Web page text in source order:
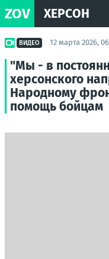
ZOV ХЕРСОН
ВИДЕО 12 марта 2026,
"Мы - в
херсонского
Народному
помощь бойцам